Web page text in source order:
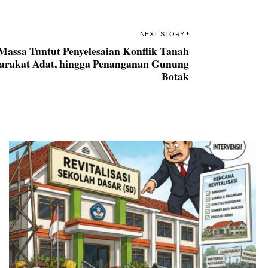
NEXT STORY
post:
Tuntut Penyelesaian Konflik Tanah
Adat, hingga Penanganan Gunung
Botak